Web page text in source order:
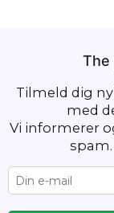
The
Tilmeld dig
med
Vi informerer